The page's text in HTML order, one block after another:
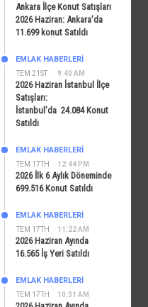
Ankara İlçe Konut Satışları
2026 Haziran: Ankara’da
11.699 konut Satıldı
TEM 21ST 9:40 AM
EMLAK HABERLERI
2026 Haziran İstanbul İlçe
Satışları:
İstanbul’da 24.084 Konut
Satıldı
TEM 17TH 12:44 PM
EMLAK HABERLERI
2026 İlk 6 Aylık Döneminde
699.516 Konut Satıldı
TEM 17TH 11:22 AM
EMLAK HABERLERI
2026 Haziran Ayında
16.565 İş Yeri Satıldı
TEM 17TH 10:31 AM
EMLAK HABERLERI